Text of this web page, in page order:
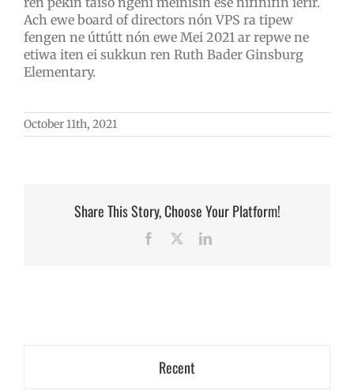
Ach ewe board of directors nón VPS ra tipew
fengen ne úttútt nón ewe Mei 2021 ar repwe ne
etiwa iten ei sukkun ren Ruth Bader Ginsburg
Elementary.
October 11th, 2021
Share This Story, Choose Your Platform!
Facebook LinkedIn
Recent